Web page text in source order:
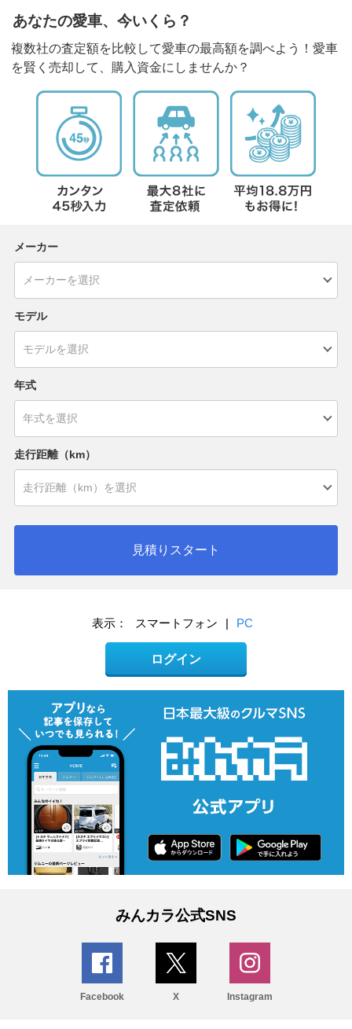
あなたの愛車、今いくら？
複数社の査定額を比較して愛車の最高額を調べよう！愛車
を賢く売却して、購入資金にしませんか？
メーカー
モデル
年式
走行距離（km）
見積りスタート
表示： スマートフォン | PC
ログイン
みんカラ公式SNS
Facebook X Instagram